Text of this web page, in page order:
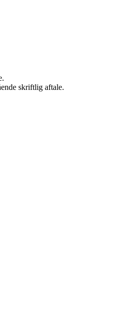
skriftlig aftale.